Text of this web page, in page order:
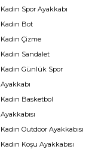
Kadın Spor Ayakkabı
Kadın Bot
Kadın Çizme
Kadın Sandalet
Kadın Günlük Spor
Ayakkabı
Kadın Basketbol
Ayakkabısı
Kadın Outdoor Ayakkabısı
Kadın Koşu Ayakkabısı